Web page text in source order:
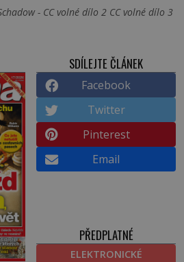
- CC volné dílo 2 CC volné dílo 3
SDÍLEJTE ČLÁNEK
Facebook
Twitter
Pinterest
Email
PŘEDPLATNÉ
ELEKTRONICKÉ